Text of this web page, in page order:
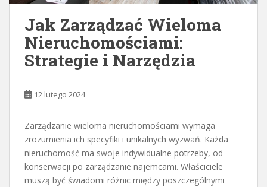
Jak Zarządzać Wieloma
Nieruchomościami:
Strategie i Narzędzia
12 lutego 2024
Zarządzanie wieloma nieruchomościami wymaga
zrozumienia ich specyfiki i unikalnych wyzwań. Każda
nieruchomość ma swoje indywidualne potrzeby, od
konserwacji po zarządzanie najemcami. Właściciele
muszą być świadomi różnic między poszczególnymi